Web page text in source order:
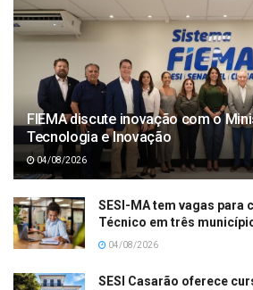
FIEMA discute inovação com o
Tecnologia e Inovação
04/08/2026
SESI-MA tem vagas para
Técnico em três
04/08/2026
SESI Casarão oferece